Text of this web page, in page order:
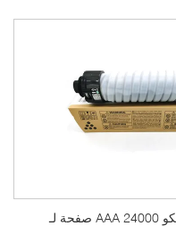
خرطوشة طابعة ريكو AAA 24000 صفحة لـ